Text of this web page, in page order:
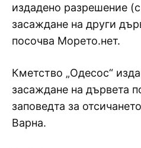
издадено разрешение
засаждане на други
посочва Морето.нет.
Кметство „Одесос“
засаждане на дървета
заповедта за
Варна.